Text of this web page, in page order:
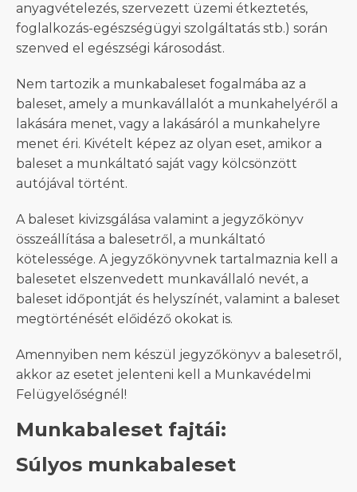
anyagvételezés, szervezett üzemi étkeztetés,
foglalkozás-egészségügyi szolgáltatás stb.) során
szenved el egészségi károsodást.
Nem tartozik a munkabaleset fogalmába az a
baleset, amely a munkavállalót a munkahelyéről a
lakására menet, vagy a lakásáról a munkahelyre
menet éri. Kivételt képez az olyan eset, amikor a
baleset a munkáltató saját vagy kölcsönzött
autójával történt.
A baleset kivizsgálása valamint a jegyzőkönyv
összeállítása a balesetről, a munkáltató
kötelessége. A jegyzőkönyvnek tartalmaznia kell a
balesetet elszenvedett munkavállaló nevét, a
baleset időpontját és helyszínét, valamint a baleset
megtörténését előidéző okokat is.
Amennyiben nem készül jegyzőkönyv a balesetről,
akkor az esetet jelenteni kell a Munkavédelmi
Felügyelőségnél!
Munkabaleset fajtái:
Súlyos munkabaleset